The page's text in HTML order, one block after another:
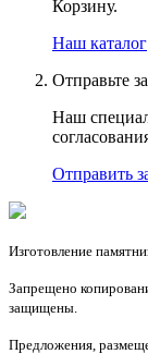
Корзину.
Наш каталог
Отправьте
Наш
Отправить
Изготовление
Запрещено
защищены.
Предложения,